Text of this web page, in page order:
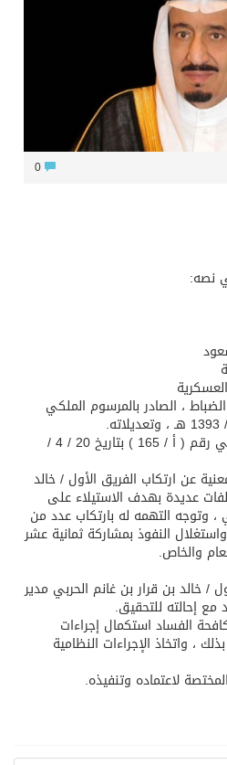
عيد الأضحى
نصه:
، الصادر بالمرسوم الملكي
وبعد الاطلاع على الأمر الملكي رقم ( أ / 165 ) بتاريخ 20 / 4 /
عن ارتكاب الفريق الأول / خالد
عديدة بهدف الاستيلاء على
، وتوجه التهمه له بارتكاب عدد من
النفوذ بمشاركة ثمانية عشر
والخاص.
/ خالد بن قرار بن غانم الحربي مدير
مع إحالته للتحقيق.
الفساد استكمال إجراءات
، واتخاذ الإجراءات النظامية
لاعتماده وتنفيذه.